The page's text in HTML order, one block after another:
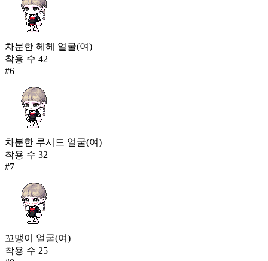
차분한 헤헤 얼굴(여)
착용 수 42
#6
차분한 루시드 얼굴(여)
착용 수 32
#7
꼬맹이 얼굴(여)
착용 수 25